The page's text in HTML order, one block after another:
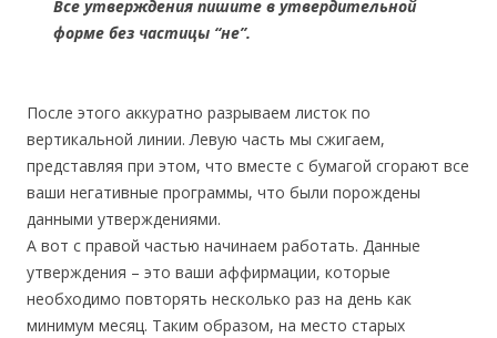
Все утверждения пишите в утвердительной
форме без частицы “не”.
После этого аккуратно разрываем листок по
вертикальной линии. Левую часть мы сжигаем,
представляя при этом, что вместе с бумагой сгорают все
ваши негативные программы, что были порождены
данными утверждениями.
А вот с правой частью начинаем работать. Данные
утверждения – это ваши аффирмации, которые
необходимо повторять несколько раз на день как
минимум месяц. Таким образом, на место старых